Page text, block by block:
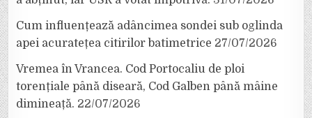
Cum influențează adâncimea sondei sub oglinda
apei acuratețea citirilor batimetrice 27/07/2026
Vremea în Vrancea. Cod Portocaliu de ploi
torențiale până diseară, Cod Galben până mâine
dimineață. 22/07/2026